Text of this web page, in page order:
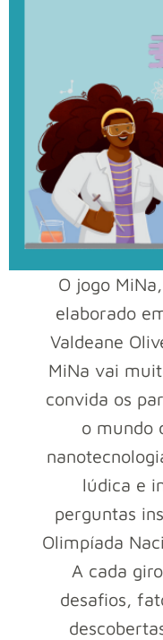
O jogo
elaborado
Valdeane
MiNa vai
convida os
o mundo
lúdica e
perguntas
Olimpíada
A cada
desafios,